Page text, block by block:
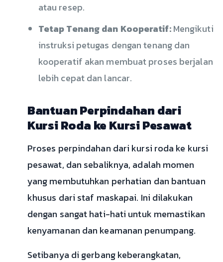
atau resep.
Tetap Tenang dan Kooperatif:Mengikuti
instruksi petugas dengan tenang dan
kooperatif akan membuat proses berjalan
lebih cepat dan lancar.
Bantuan Perpindahan dari
Kursi Roda ke Kursi Pesawat
Proses perpindahan dari kursi roda ke kursi
pesawat, dan sebaliknya, adalah momen
yang membutuhkan perhatian dan bantuan
khusus dari staf maskapai. Ini dilakukan
dengan sangat hati-hati untuk memastikan
kenyamanan dan keamanan penumpang.
Setibanya di gerbang keberangkatan,